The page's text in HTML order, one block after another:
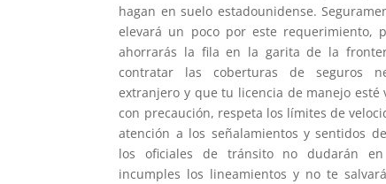
hagan en suelo estadounidense.
elevará un poco por este requerimiento,
ahorrarás la fila en la garita de la
contratar las coberturas de seguros
extranjero y que tu licencia de manejo esté
con precaución, respeta los límites de
atención a los señalamientos y sentidos
los oficiales de tránsito no dudarán en
incumples los lineamientos y no te